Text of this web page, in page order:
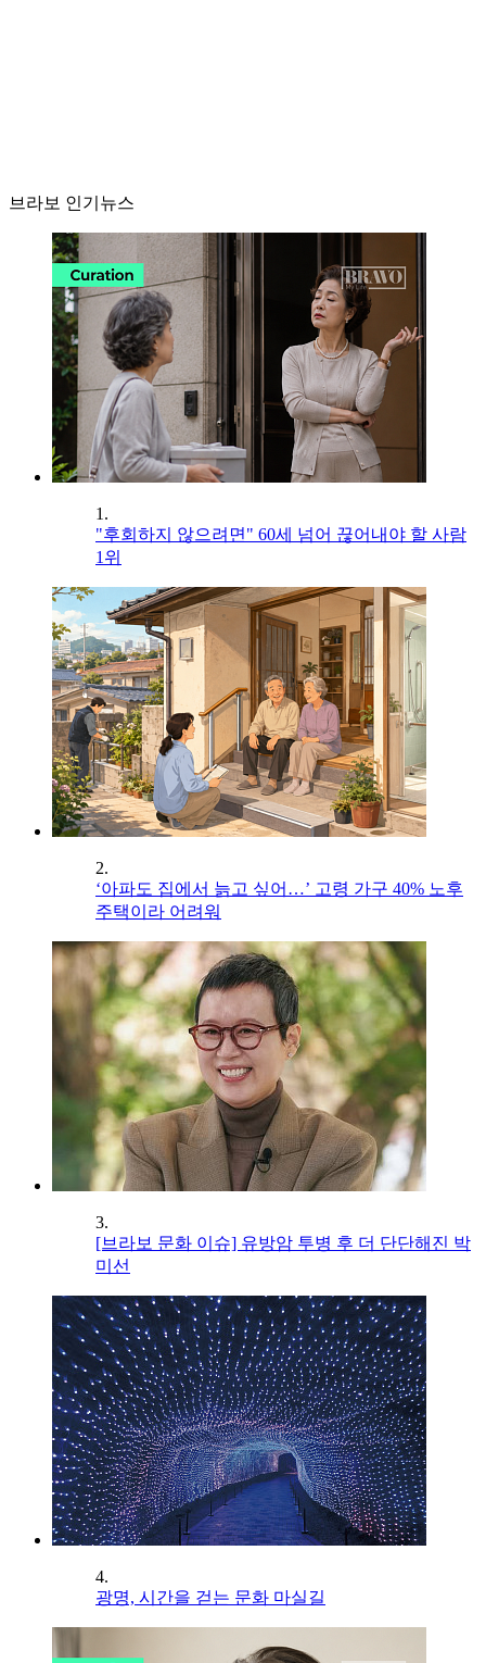
브라보 인기뉴스
1.
"후회하지 않으려면" 60세 넘어 끊어내야 할 사람
1위
2.
‘아파도 집에서 늙고 싶어…’ 고령 가구 40% 노후
주택이라 어려워
3.
[브라보 문화 이슈] 유방암 투병 후 더 단단해진 박
미선
4.
광명, 시간을 걷는 문화 마실길